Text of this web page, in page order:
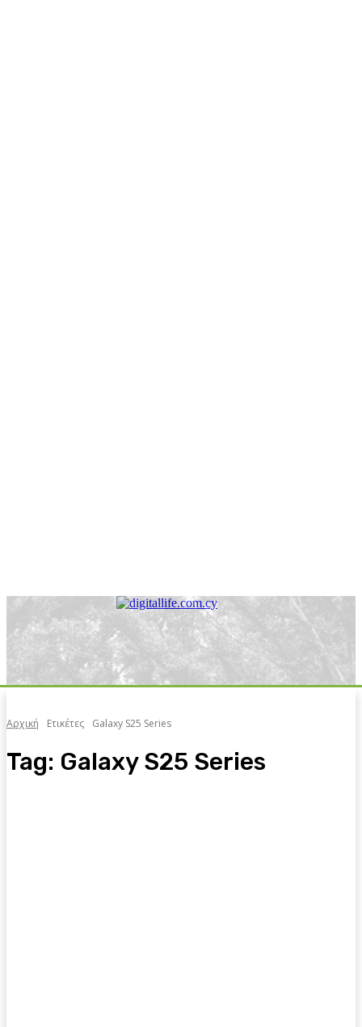
Αρχική Ετικέτες Galaxy S25 Series
Tag: Galaxy S25 Series